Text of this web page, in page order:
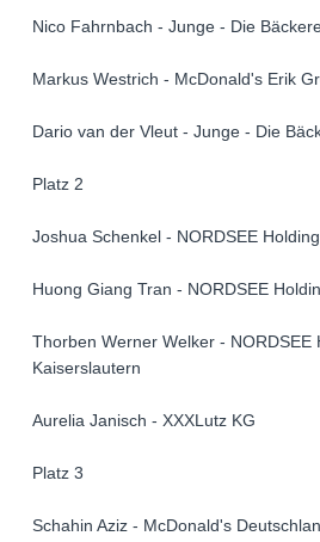
Nico Fahrnbach - Junge - Die
Markus Westrich - McDonald's Erik
Dario van der Vleut - Junge - Die
Platz 2
Joshua Schenkel - NORDSEE
Huong Giang Tran - NORDSEE
Thorben Werner Welker - NORDSEE
Kaiserslautern
Aurelia Janisch - XXXLutz KG
Platz 3
Schahin Aziz - McDonald's